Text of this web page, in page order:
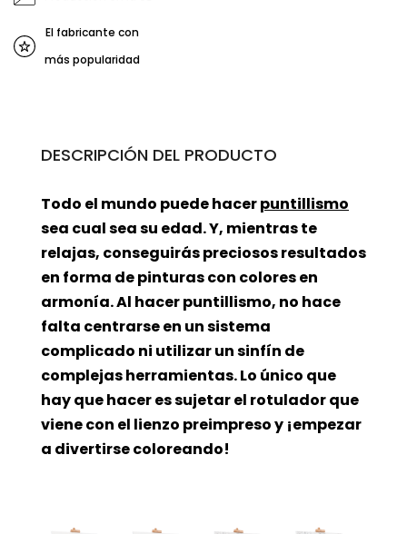
El fabricante con
más popularidad
DESCRIPCIÓN DEL PRODUCTO
Todo el mundo puede hacerpuntillismo
sea cual sea su edad. Y, mientras te
relajas, conseguirás preciosos resultados
en forma de pinturas con colores en
armonía. Al hacer puntillismo, no hace
falta centrarse en un sistema
complicado ni utilizar un sinfín de
complejas herramientas. Lo único que
hay que hacer es sujetar el rotulador que
viene con el lienzo preimpreso y ¡empezar
a divertirse coloreando!